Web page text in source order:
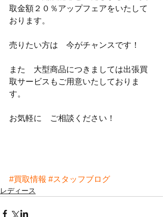
取金額２０％アップフェアをいたして
おります。
売りたい方は　今がチャンスです！
また　大型商品につきましては出張買
取サービスもご用意いたしておりま
す。
お気軽に　ご相談ください！
#買取情報 #スタッフブログ
レディース